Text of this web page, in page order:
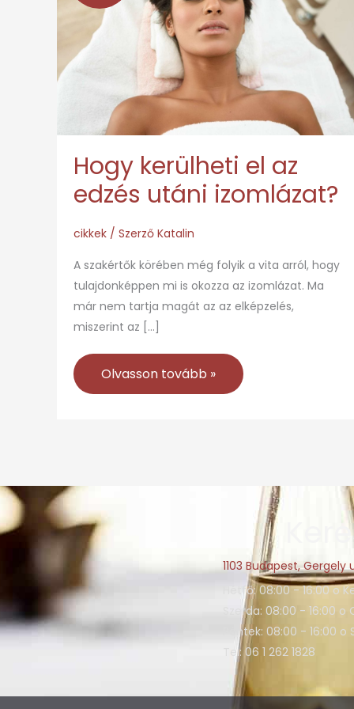
Hogy kerülheti el az
edzés utáni izomlázat?
cikkek / Szerző Katalin
A szakértők körében még folyik a vita arról, hogy
tulajdonképpen mi is okozza az izomlázat. Ma
már nem tartja magát az az elképzelés,
miszerint az […]
el
az
izomlázat?
Olvasson tovább »
1103 Budapest, Gergely
Hétfő: 08:00 - 16:00 o
Szerda: 08:00 - 16:00 o
Péntek: 08:00 - 16:00 o
Tel: 06 1 262 1828